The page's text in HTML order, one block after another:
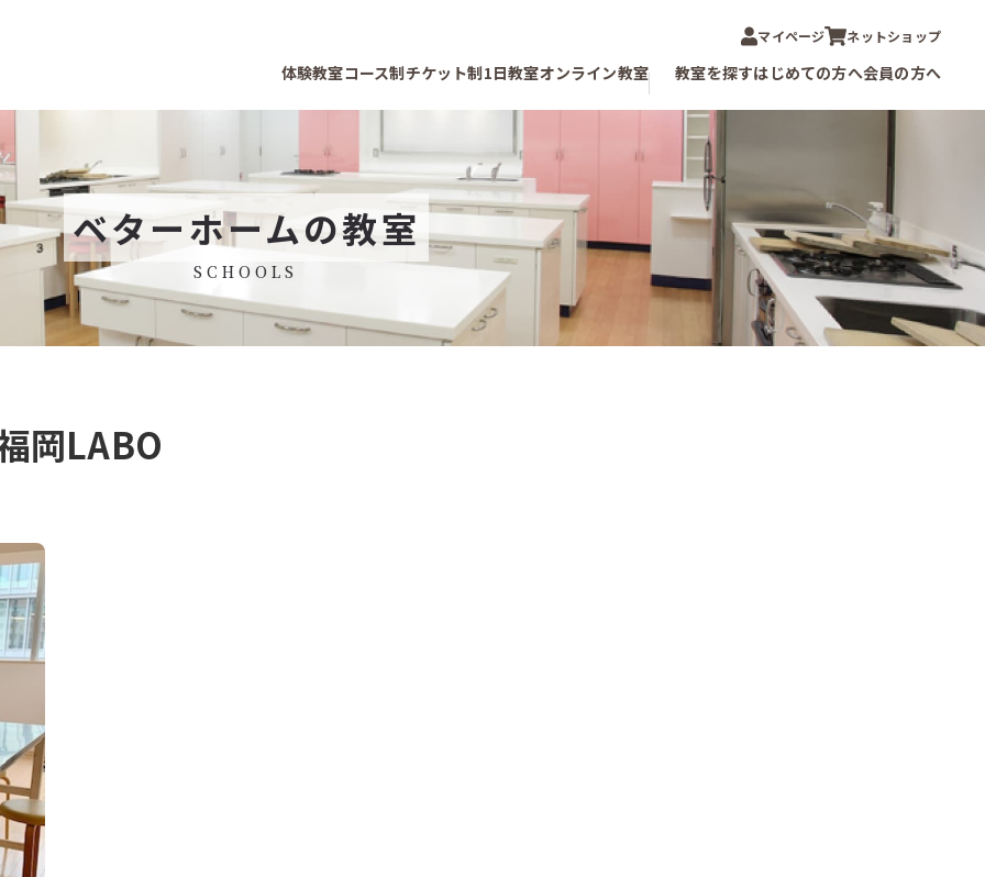
マイページ ネットショップ
体験教室コース制チケット制1日教室オンライン教室 教室を探すはじめての方へ会員の方へ
ベターホームの教室
SCHOOLS
岡LABO